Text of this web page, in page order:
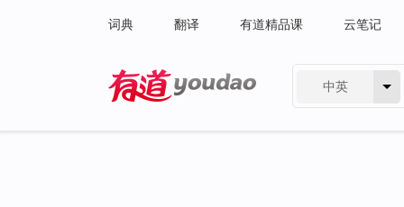
词典 翻译 有道精品课 云笔记
中英